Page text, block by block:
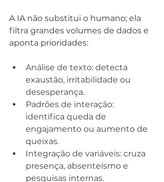
A IA não substitui o humano; ela
filtra grandes volumes de dados e
aponta prioridades:
Análise de texto: detecta
exaustão, irritabilidade ou
desesperança.
Padrões de interação:
identifica queda de
engajamento ou aumento de
queixas.
Integração de variáveis: cruza
presença, absenteísmo e
pesquisas internas.